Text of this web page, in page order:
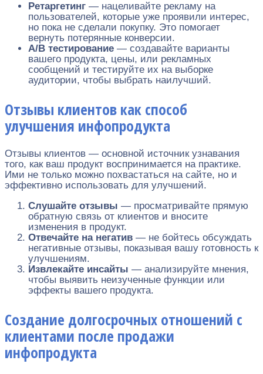
Ретаргетинг — нацеливайте рекламу на
пользователей, которые уже проявили интерес,
но пока не сделали покупку. Это помогает
вернуть потерянные конверсии.
A/B тестирование — создавайте варианты
вашего продукта, цены, или рекламных
сообщений и тестируйте их на выборке
аудитории, чтобы выбрать наилучший.
Отзывы клиентов как способ
улучшения инфопродукта
Отзывы клиентов — основной источник узнавания
того, как ваш продукт воспринимается на практике.
Ими не только можно похвастаться на сайте, но и
эффективно использовать для улучшений.
Слушайте отзывы — просматривайте прямую
обратную связь от клиентов и вносите
изменения в продукт.
Отвечайте на негатив — не бойтесь обсуждать
негативные отзывы, показывая вашу готовность к
улучшениям.
Извлекайте инсайты — анализируйте мнения,
чтобы выявить неизученные функции или
эффекты вашего продукта.
Создание долгосрочных отношений с
клиентами после продажи
инфопродукта